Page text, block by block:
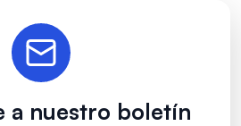
a nuestro boletín